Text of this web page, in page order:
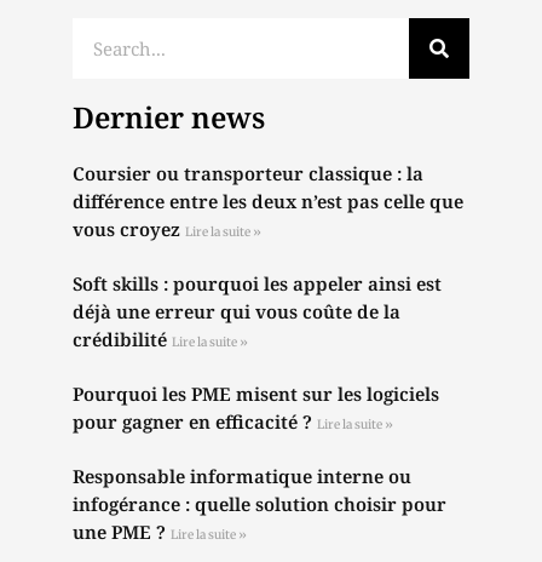
Dernier news
Coursier ou transporteur classique : la
différence entre les deux n’est pas celle que
vous croyez Lire la suite »
Soft skills : pourquoi les appeler ainsi est
déjà une erreur qui vous coûte de la
crédibilité Lire la suite »
Pourquoi les PME misent sur les logiciels
pour gagner en efficacité ? Lire la suite »
Responsable informatique interne ou
infogérance : quelle solution choisir pour
une PME ? Lire la suite »